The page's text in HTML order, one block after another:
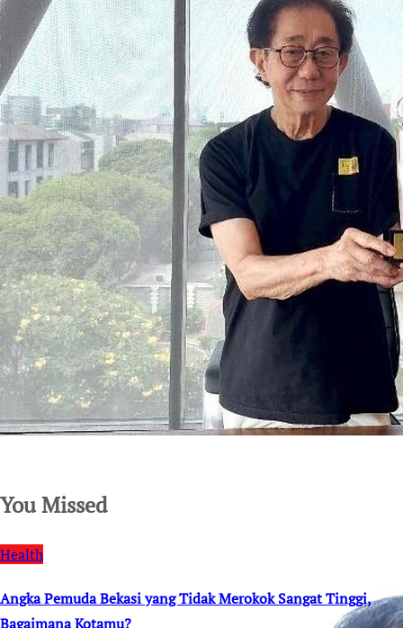
You Missed
Health
Angka Pemuda Bekasi yang Tidak Merokok Sangat Tinggi,
Bagaimana Kotamu?